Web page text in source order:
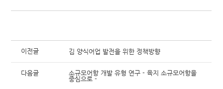
이전글 김 양식어업 발전을 위한 정책방향
다음글
소규모어항 개발 유형 연구 - 육지 소규모어항을
중심으로 -